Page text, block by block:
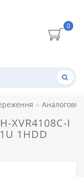
0
Аналогові
XVR4108C-I
1HDD